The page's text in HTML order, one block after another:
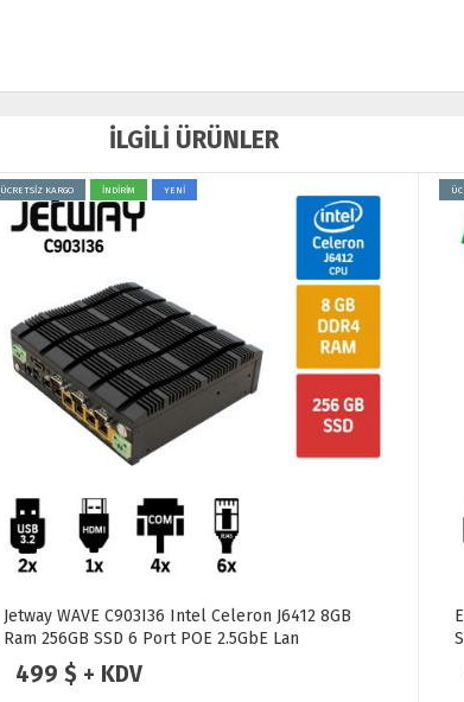
İLGİLİ ÜRÜNLER
ÜCRETSİZ KARGO İNDİRİM YENİ
Jetway WAVE C903I36 Intel Celeron J6412 8GB
Ram 256GB SSD 6 Port POE 2.5GbE Lan
Endüstriyel Firewall Pc
499 $ + KDV